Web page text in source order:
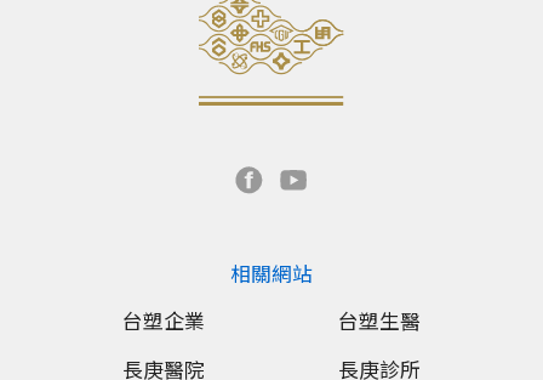
相關網站
台塑企業
台塑生醫
長庚醫院
長庚診所